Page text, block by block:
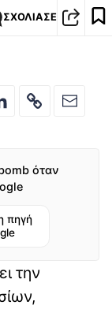
ΣΧΟΛΙΑΣΕ
όταν
πηγή
την